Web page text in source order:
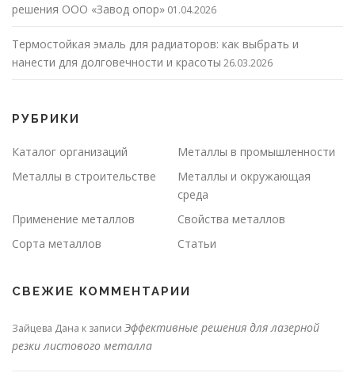
решения ООО «Завод опор» 01.04.2026
Термостойкая эмаль для радиаторов: как выбрать и
нанести для долговечности и красоты 26.03.2026
РУБРИКИ
Каталог организаций
Металлы в промышленности
Металлы в строительстве
Металлы и окружающая
среда
Применение металлов
Свойства металлов
Сорта металлов
Статьи
СВЕЖИЕ КОММЕНТАРИИ
Зайцева Дана к записи Эффективные решения для лазерной
резки листового металла